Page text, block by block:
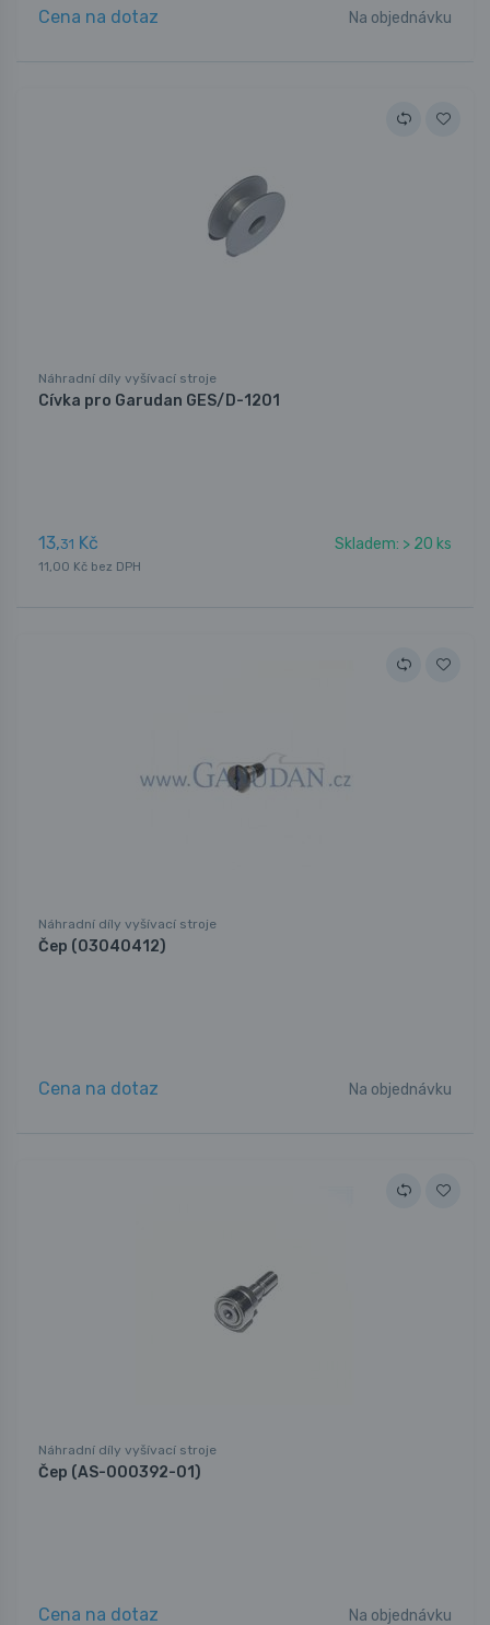
Cena na dotaz Na objednávku
Náhradní díly vyšívací stroje
Cívka pro Garudan GES/D-1201
13,31 Kč Skladem: > 20 ks
11,00 Kč bez DPH
Náhradní díly vyšívací stroje
Čep (03040412)
Cena na dotaz Na objednávku
Náhradní díly vyšívací stroje
Čep (AS-000392-01)
Cena na dotaz Na objednávku